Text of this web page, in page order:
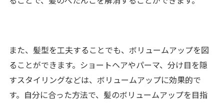
また、髪型を工夫することでも、ボリュームアップを図
ることができます。ショートヘアやパーマ、分け目を隠
すスタイリングなどは、ボリュームアップに効果的で
す。自分に合った方法で、髪のボリュームアップを目指